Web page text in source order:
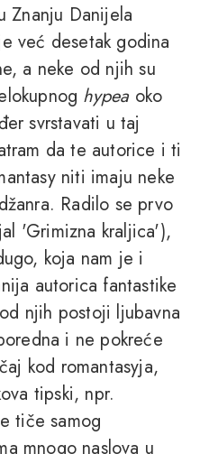
Znanju Danijela
već desetak godina
a neke od njih su
hypeaoko
svrstavati u taj
da te autorice i ti
niti imaju neke
Radilo se prvo
'Grimizna kraljica'),
koja nam je i
autorica fantastike
njih postoji ljubavna
i ne pokreće
kod romantasyja,
tipski, npr.
tiče samog
mnogo naslova u